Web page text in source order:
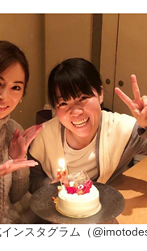
ンスタグラム（